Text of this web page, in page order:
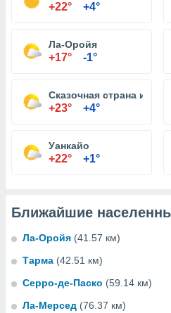
+22° +4°
Ла-Оройя
+17° -1°
Сказочная страна
+23° +4°
Уанкайо
+22° +1°
Ближайшие
Ла-Оройя (41.57 км)
Тарма (42.51 км)
Серро-де-Паско (59.14 км)
Ла-Мерсед (76.37 км)